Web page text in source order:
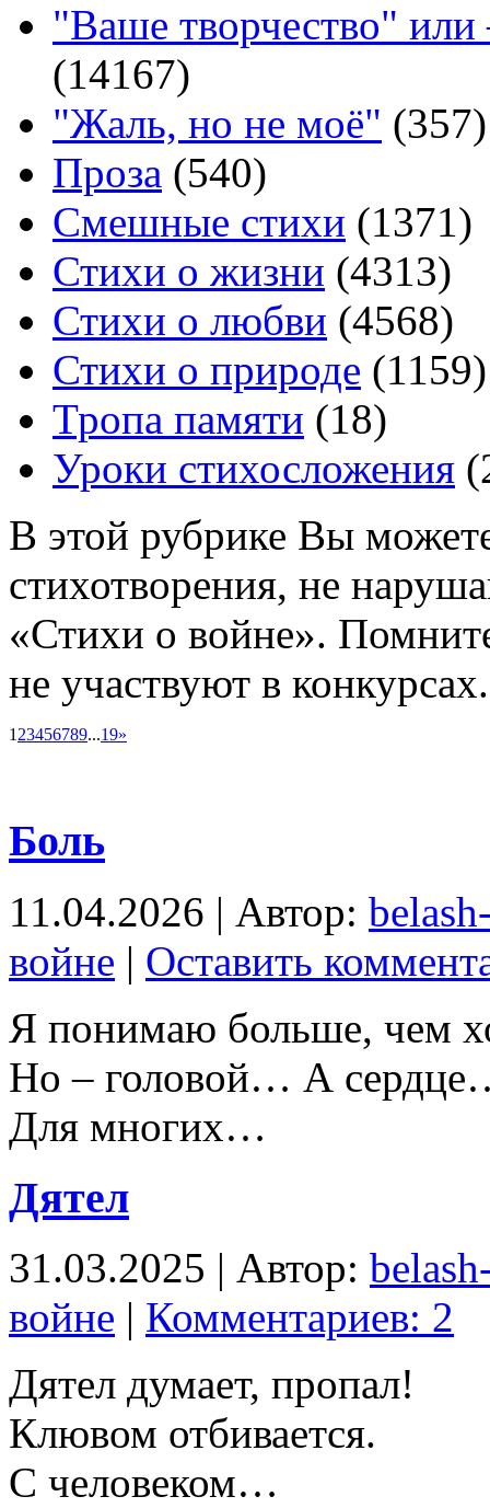
"Ваше творчество"
(14167)
"Жаль, но не моё" (357)
Проза (540)
Смешные стихи (1371)
Стихи о жизни (4313)
Стихи о любви (4568)
Стихи о природе (1159)
Тропа памяти (18)
Уроки стихосложения
В этой рубрике Вы
стихотворения, не
«Стихи о войне».
не участвуют в конкурсах.
123456789...19»
Боль
11.04.2026 | Автор:
войне | Оставить
Я понимаю больше, чем
Но – головой… А
Для многих…
Дятел
31.03.2025 | Автор:
войне | Комментариев: 2
Дятел думает, пропал!
Клювом отбивается.
С человеком…